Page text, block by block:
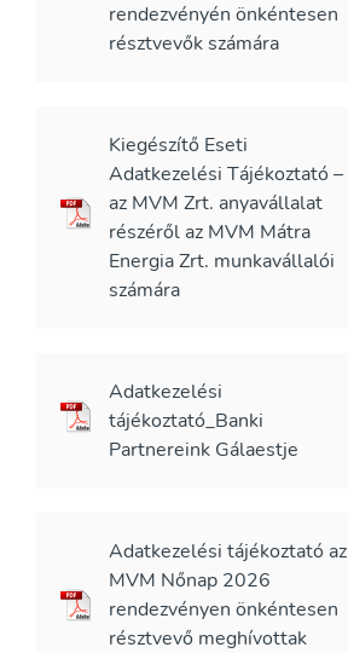
rendezvényén önkéntesen
résztvevők számára
Kiegészítő Eseti
Adatkezelési Tájékoztató –
az MVM Zrt. anyavállalat
részéről az MVM Mátra
Energia Zrt. munkavállalói
számára
Adatkezelési
tájékoztató_Banki
Partnereink Gálaestje
Adatkezelési tájékoztató az
MVM Nőnap 2026
rendezvényen önkéntesen
résztvevő meghívottak